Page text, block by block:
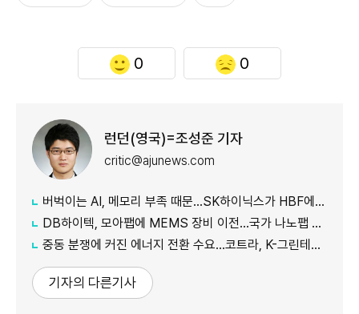
0 0
런던(영국)=조성준 기자
critic@ajunews.com
버벅이는 AI, 메모리 부족 때문…SK하이닉스가 HBF에 집중하는 이유
DB하이텍, 모아팹에 MEMS 장비 이전…국가 나노팹 공정 지원
중동 분쟁에 커진 에너지 전환 수요…코트라, K-그린테크 수출길 넓힌다
기자의 다른기사